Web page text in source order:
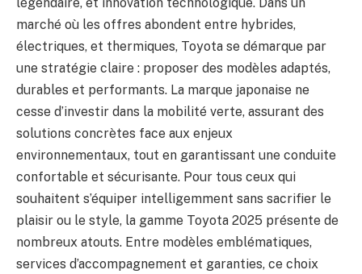
marché où les offres abondent entre hybrides,
électriques, et thermiques, Toyota se démarque par
une stratégie claire : proposer des modèles adaptés,
durables et performants. La marque japonaise ne
cesse d’investir dans la mobilité verte, assurant des
solutions concrètes face aux enjeux
environnementaux, tout en garantissant une conduite
confortable et sécurisante. Pour tous ceux qui
souhaitent s’équiper intelligemment sans sacrifier le
plaisir ou le style, la gamme Toyota 2025 présente de
nombreux atouts. Entre modèles emblématiques,
services d’accompagnement et garanties, ce choix